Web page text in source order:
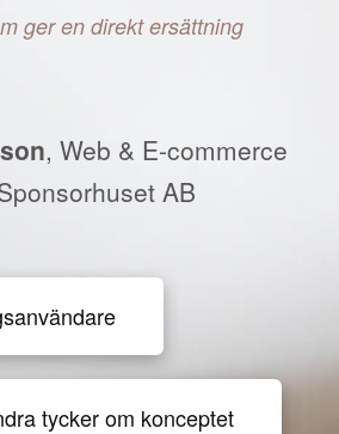
ger en direkt ersättning
, Web & E-commerce
AB
tycker om konceptet